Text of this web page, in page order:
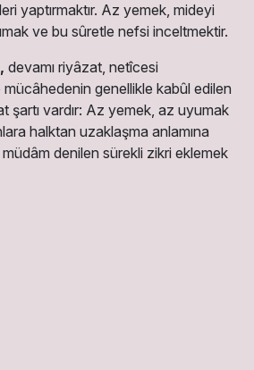
yaptırmaktır. Az yemek, mideyi
ve bu sûretle nefsi inceltmektir.
devamı riyâzat, netîcesi
genellikle kabûl edilen
şartı vardır: Az yemek, az uyumak
halktan uzaklaşma anlamına
denilen sürekli zikri eklemek